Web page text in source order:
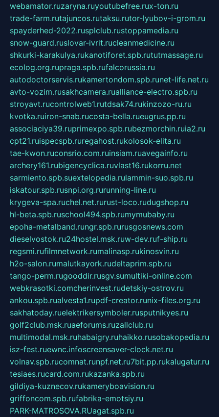
webamator.ruzaryna.ruyoutubefree.rux-ton.ru
trade-farm.rutajuncos.rutaksu.rutor-lyubov-i-grom.ru
spayderhed-2022.rusplclub.rustoppamedia.ru
snow-guard.ruslovar-ivrit.rucleanmedicine.ru
shkurki-karakulya.rukanotiforet.spb.rututmassage.ru
ecolog.org.rupraga.spb.rufalcorussia.ru
autodoctorservis.rukamertondom.spb.runet-life.net.ru
avto-vozim.rusakhcamera.rualliance-electro.spb.ru
stroyavt.rucontrolweb1.rutdsak74.rukinzozo-ru.ru
kvotka.ruiron-snab.rucosta-bella.rueugrus.pp.ru
associaciya39.ruprimexpo.spb.rubezmorchin.ruia2.ru
cpt21.ruispecspb.ruregahost.rukolosok-elita.ru
tae-kwon.ruconsrio.com.ruinsiam.ruavegainfo.ru
archery161.rubigencyclica.ruvlast16.rukorru.net
sarmiento.spb.suextelopedia.rulammin-suo.spb.ru
iskatour.spb.rusnpi.org.rurunning-line.ru
krygeva-spa.ruchel.net.rurust-loco.rudugshop.ru
hl-beta.spb.ruschool494.spb.rumymubaby.ru
epoha-metalband.rungr.spb.rurusgosnews.com
dieselvostok.ru24hostel.msk.ruw-dev.ruf-ship.ru
regsmi.rufilmnetwork.rumalinasp.rukinosvin.ru
h2o-salon.rumalutkayork.rudeltaprim.spb.ru
tango-perm.rugooddir.rusgv.sumultiki-online.com
webkrasotki.comcherinvest.rudetskiy-ostrov.ru
ankou.spb.rualvesta1.rupdf-creator.runix-files.org.ru
sakhatoday.ruelektrikersymboler.rusputnikyes.ru
golf2club.msk.ruaeforums.ruzallclub.ru
multimodal.msk.ruhabaigry.ruhaikko.rusobakopedia.ru
isz-fest.ruewnc.infoscreensaver-clock.net.ru
volnav.spb.rucomnat.runpf.net.ru7bit.pp.rukalugatur.ru
tesiaes.rucard.com.rukazanka.spb.ru
gildiya-kuznecov.rukameryboavision.ru
griffoncom.spb.rufabrika-emotsiy.ru
PARK-MATROSOVA.RUagat.spb.ru